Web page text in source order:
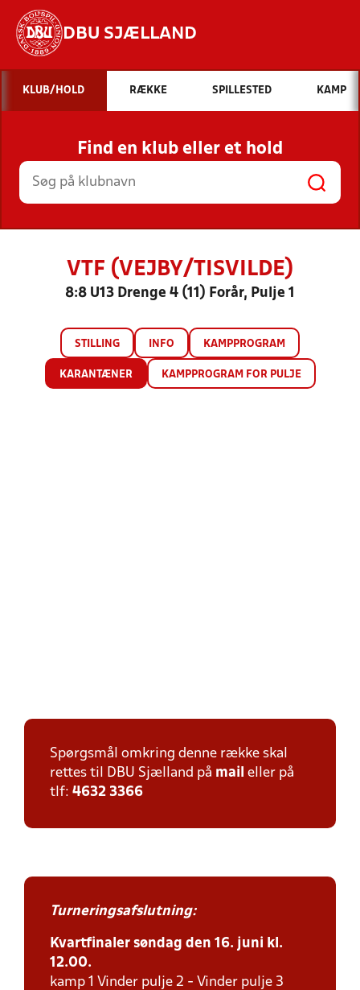
DBU SJÆLLAND
Hvad vil du søge efter?
INDHOLD OG NYHEDER
STILLINGER, RESULTATER, KLUBBER OG
HOLD
KLUB/HOLD RÆKKE SPILLESTED KAMP
Find en klub eller et hold
VTF (VEJBY/TISVILDE)
8:8 U13 Drenge 4 (11) Forår, Pulje 1
STILLING INFO KAMPPROGRAM
KARANTÆNER KAMPPROGRAM FOR PULJE
Spørgsmål omkring denne række skal
rettes til DBU Sjælland på mail eller på
tlf: 4632 3366
Turneringsafslutning:
Kvartfinaler søndag den 16. juni kl.
12.00.
kamp 1 Vinder pulje 2 - Vinder pulje 3